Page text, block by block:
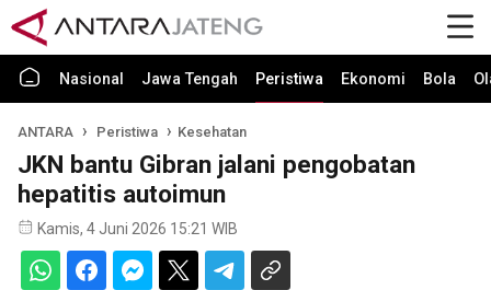
Nasional Jawa Tengah Peristiwa Ekonomi Bola
ANTARA Peristiwa Kesehatan
JKN bantu Gibran jalani pengobatan
hepatitis autoimun
Kamis, 4 Juni 2026 15:21 WIB